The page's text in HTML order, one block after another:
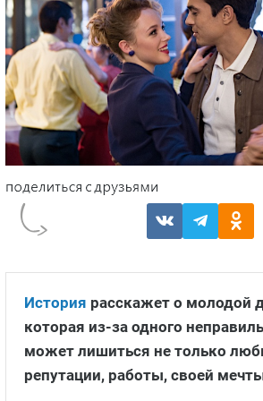
История расскажет о молодой
которая из-за одного
может лишиться не только
репутации, работы, своей